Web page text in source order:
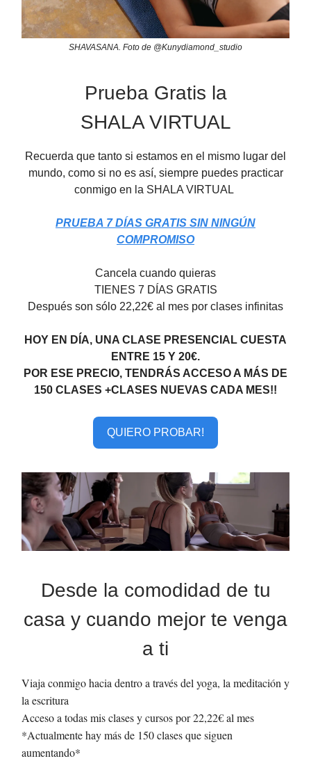
SHAVASANA. Foto de @Kunydiamond_studio
Prueba Gratis la
SHALA VIRTUAL
Recuerda que tanto si estamos en el mismo lugar del
mundo, como si no es así, siempre puedes practicar
conmigo en la SHALA VIRTUAL
PRUEBA 7 DÍAS GRATIS SIN NINGÚN
COMPROMISO
Cancela cuando quieras
TIENES 7 DÍAS GRATIS
Después son sólo 22,22€ al mes por clases infinitas
HOY EN DÍA, UNA CLASE PRESENCIAL CUESTA
ENTRE 15 Y 20€.
POR ESE PRECIO, TENDRÁS ACCESO A MÁS DE
150 CLASES +CLASES NUEVAS CADA MES!!
QUIERO PROBAR!
Desde la comodidad de tu
casa y cuando mejor te venga
a ti
Viaja conmigo hacia dentro a través del yoga, la meditación y
la escritura
Acceso a todas mis clases y cursos por 22,22€ al mes
*Actualmente hay más de 150 clases que siguen
aumentando*